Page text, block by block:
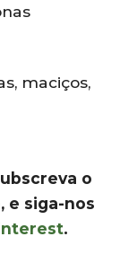
maciços,
o
, e siga-nos
.